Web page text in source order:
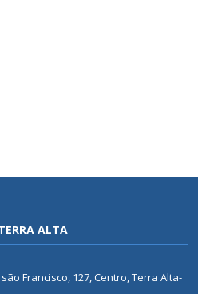
ALTA
Francisco, 127, Centro, Terra Alta-